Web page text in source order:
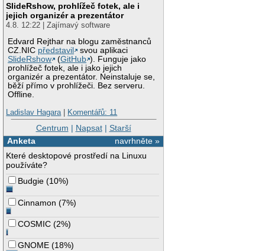
SlideRshow, prohlížeč fotek, ale i
jejich organizér a prezentátor
4.8. 12:22 | Zajímavý software
Edvard Rejthar na blogu zaměstnanců
CZ.NIC představil
svou aplikaci
SlideRshow
(GitHub ). Funguje jako
prohlížeč fotek, ale i jako jejich
organizér a prezentátor. Neinstaluje se,
běží přímo v prohlížeči. Bez serveru.
Offline.
Ladislav Hagara| Komentářů: 11
Centrum | Napsat| Starší
navrhněte »
Anketa
Které desktopové prostředí na Linuxu
používáte?
Budgie (10%)
Cinnamon (7%)
COSMIC (2%)
GNOME (18%)